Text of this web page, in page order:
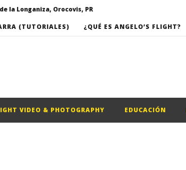
la Longaniza, Orocovis, PR
“Basket”, por Omarkpa
(TUTORIALES) ¿QUÉ ES ANGELO’S FLIGHT?
VIDEO & PHOTOGRAPHY EDUCACIÓN